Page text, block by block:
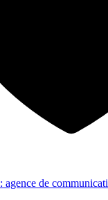
: agence de